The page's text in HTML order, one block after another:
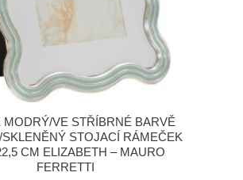
MODRÝ/VE STŘÍBRNÉ BARVĚ
STOJACÍ RÁMEČEK
CM ELIZABETH – MAURO
FERRETTI